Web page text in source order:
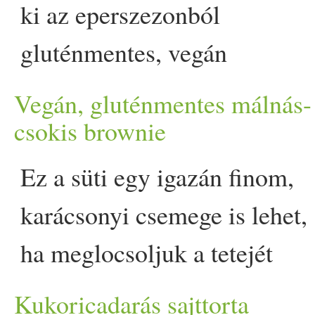
appeared first on Prove.hu.
ki az eperszezonból
gluténmentes, vegán
epertortareceptünkkel. De
akár később is bevetheted, ha
az epret aktuális
idénygyümölcsökkel váltod
ki. Az epres desszertek
tárháza szinte
Vegán, gluténmentes málnás-
csokis brownie
Ez a süti egy igazán finom,
karácsonyi csemege is lehet,
ha meglocsoljuk a tetejét
olvasztott csokival vagy akár
Kukoricadarás sajttorta